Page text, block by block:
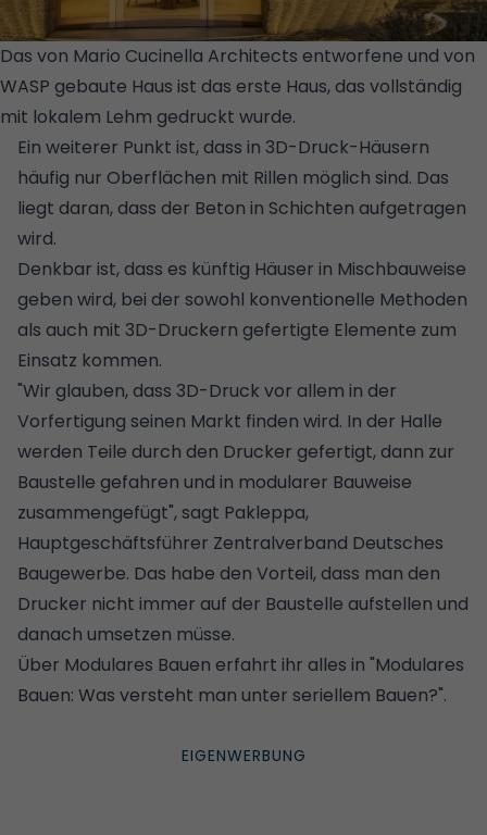
Das von Mario Cucinella Architects entworfene und von
WASP gebaute Haus ist das erste Haus, das vollständig
mit lokalem Lehm gedruckt wurde.
Ein weiterer Punkt ist, dass in 3D-Druck-Häusern
häufig nur Oberflächen mit Rillen möglich sind. Das
liegt daran, dass der Beton in Schichten aufgetragen
wird.
Denkbar ist, dass es künftig Häuser in Mischbauweise
geben wird, bei der sowohl konventionelle Methoden
als auch mit 3D-Druckern gefertigte Elemente zum
Einsatz kommen.
"Wir glauben, dass 3D-Druck vor allem in der
Vorfertigung seinen Markt finden wird. In der Halle
werden Teile durch den Drucker gefertigt, dann zur
Baustelle gefahren und in modularer Bauweise
zusammengefügt", sagt Pakleppa,
Hauptgeschäftsführer Zentralverband Deutsches
Baugewerbe. Das habe den Vorteil, dass man den
Drucker nicht immer auf der Baustelle aufstellen und
danach umsetzen müsse.
Über Modulares Bauen erfahrt ihr alles in "Modulares
Bauen: Was versteht man unter seriellem Bauen?".